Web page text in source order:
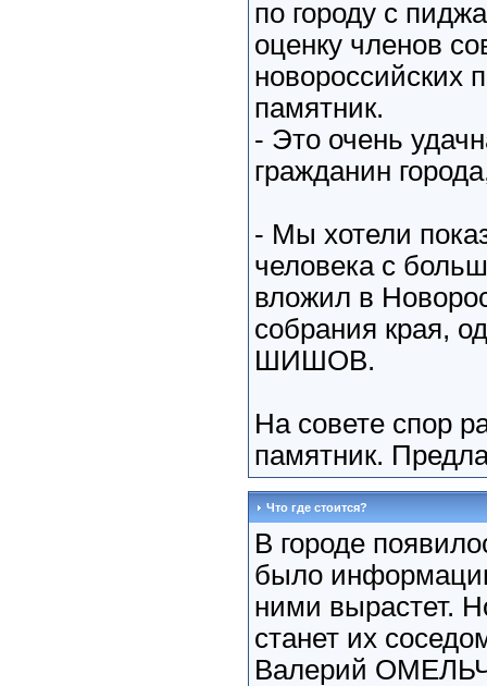
по городу с
оценку членов
новороссийских
памятник.
- Это очень
гражданин
- Мы хотели
человека с
вложил в
собрания края,
ШИШОВ.
На совете спор
памятник.
Что где стоится?
В городе
было
ними вырастет.
станет их
Валерий